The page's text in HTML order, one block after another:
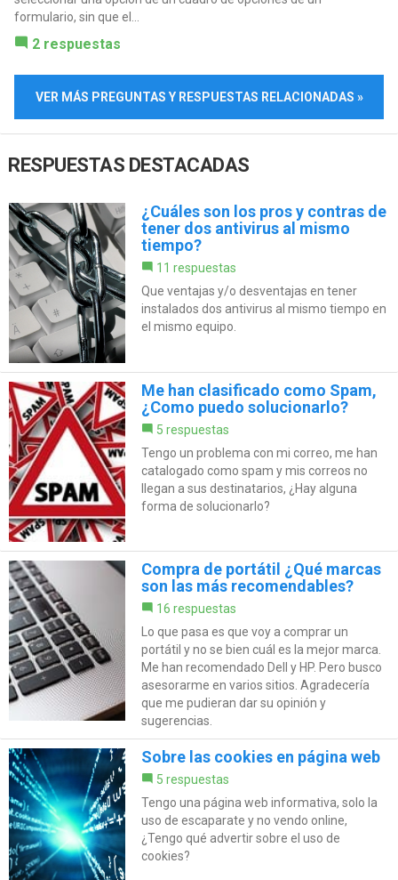
formulario, sin que el...
2 respuestas
VER MÁS PREGUNTAS Y RESPUESTAS RELACIONADAS »
RESPUESTAS DESTACADAS
¿Cuáles son los pros y contras de
tener dos antivirus al mismo
tiempo?
11 respuestas
Que ventajas y/o desventajas en tener
instalados dos antivirus al mismo tiempo en
el mismo equipo.
Me han clasificado como Spam,
¿Como puedo solucionarlo?
5 respuestas
Tengo un problema con mi correo, me han
catalogado como spam y mis correos no
llegan a sus destinatarios, ¿Hay alguna
forma de solucionarlo?
Compra de portátil ¿Qué marcas
son las más recomendables?
16 respuestas
Lo que pasa es que voy a comprar un
portátil y no se bien cuál es la mejor marca.
Me han recomendado Dell y HP. Pero busco
asesorarme en varios sitios. Agradecería
que me pudieran dar su opinión y
sugerencias.
Sobre las cookies en página web
5 respuestas
Tengo una página web informativa, solo la
uso de escaparate y no vendo online,
¿Tengo qué advertir sobre el uso de
cookies?